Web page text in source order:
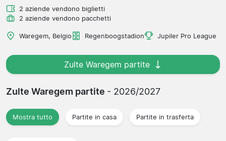
2 aziende vendono biglietti
2 aziende vendono pacchetti
Waregem, Belgio Regenboogstadion Jupiler Pro League
Zulte Waregem partite
Zulte Waregem partite - 2026/2027
Mostra tutto Partite in casa Partite in trasferta